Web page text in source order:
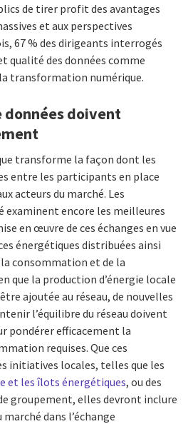
de tirer profit des avantages
et aux perspectives
67 % des dirigeants interrogés
qualité des données comme
transformation numérique.
données doivent
transforme la façon dont les
entre les participants en place
acteurs du marché. Les
examinent encore les meilleures
en œuvre de ces échanges en vue
énergétiques distribuées ainsi
consommation et de la
que la production d’énergie locale
ajoutée au réseau, de nouvelles
l’équilibre du réseau doivent
pondérer efficacement la
requises. Que ces
initiatives locales, telles que les
et les îlots énergétiques, ou des
groupement, elles devront inclure
dans l’échange